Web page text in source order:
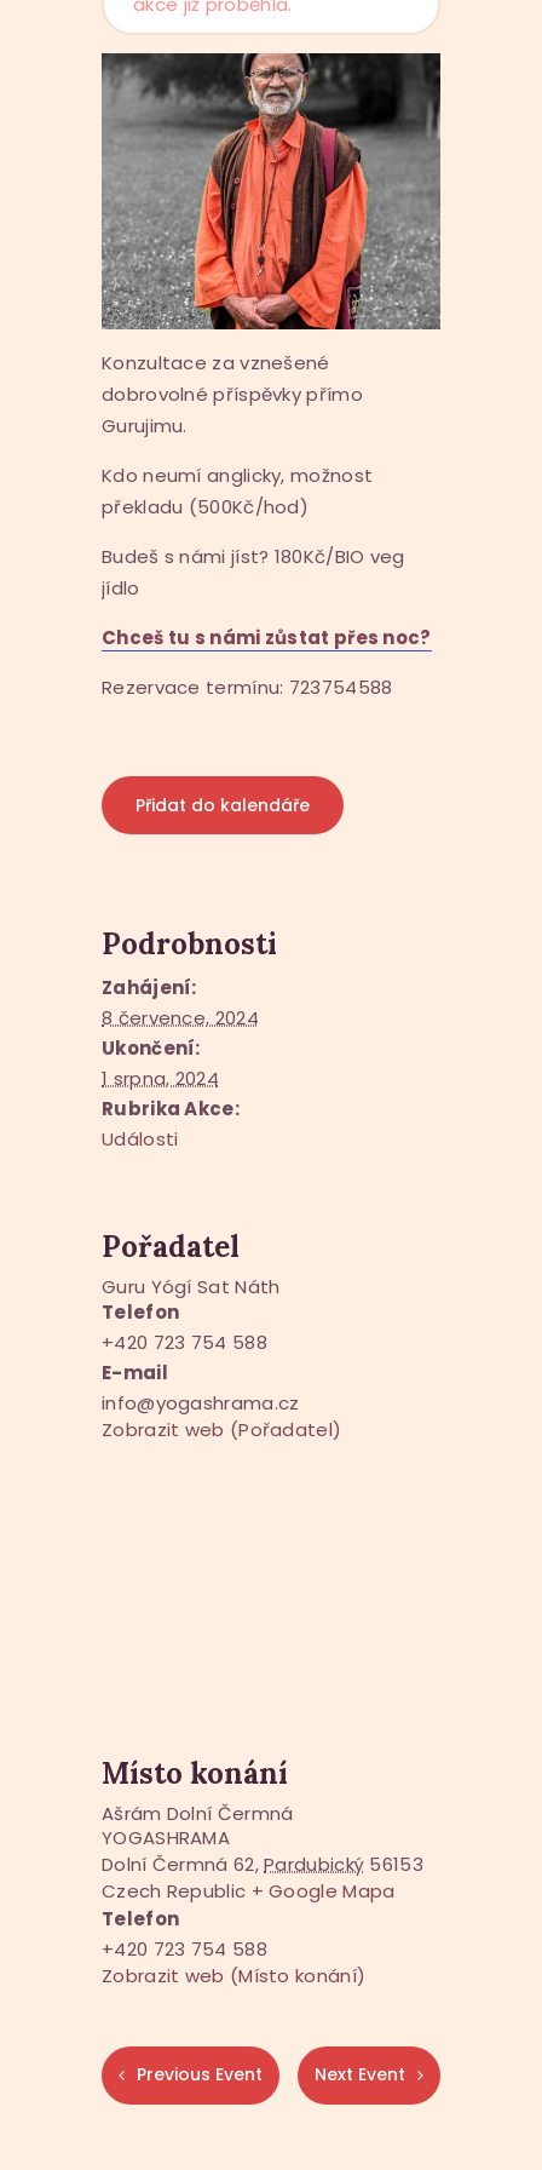
Konzultace za vznešené
dobrovolné příspěvky přímo
Gurujimu.
Kdo neumí anglicky, možnost
překladu (500Kč/hod)
Budeš s námi jíst? 180Kč/BIO veg
jídlo
Chceš tu s námi zůstat přes noc?
Rezervace termínu: 723754588
Přidat do kalendáře
Podrobnosti
Zahájení:
8 července, 2024
Ukončení:
1 srpna, 2024
Rubrika Akce:
Události
Pořadatel
Guru Yógí Sat Náth
Telefon
+420 723 754 588
E-mail
info@yogashrama.cz
Zobrazit web (Pořadatel)
Místo konání
Ašrám Dolní Čermná
YOGASHRAMA
Dolní Čermná 62, Pardubický 56153
Czech Republic + Google Mapa
Telefon
+420 723 754 588
Zobrazit web (Místo konání)
Previous Event Next Event